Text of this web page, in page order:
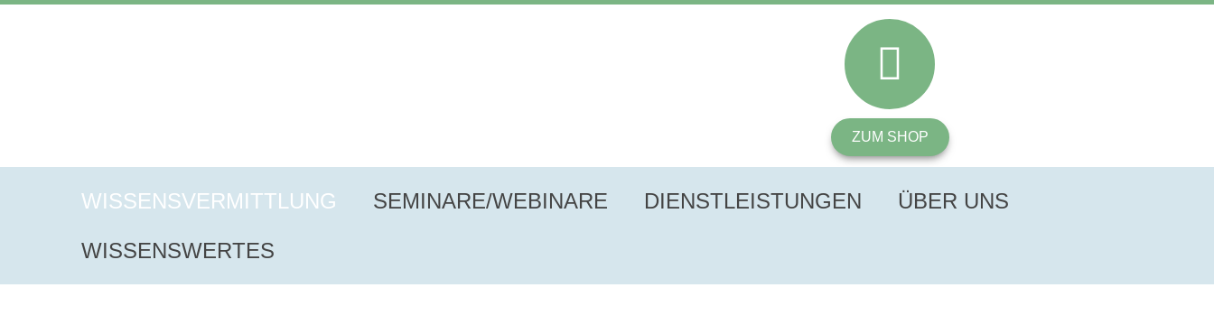
ZUM SHOP
WISSENSVERMITTLUNG SEMINARE/WEBINARE DIENSTLEISTUNGEN ÜBER UNS
WISSENSWERTES